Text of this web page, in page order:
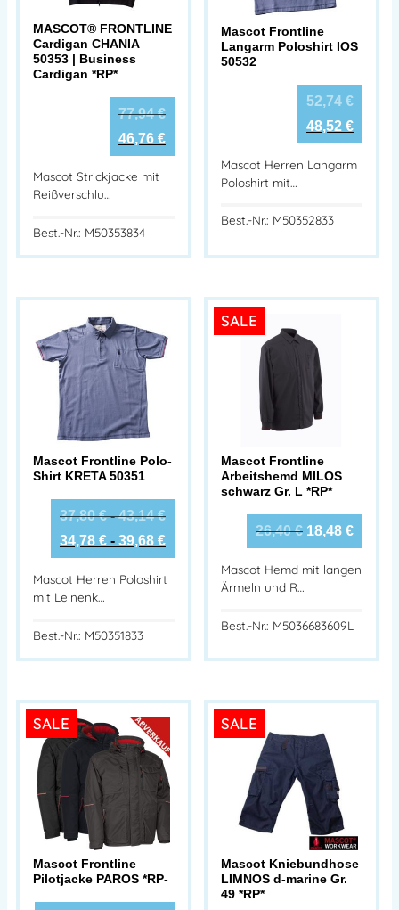
MASCOT® FRONTLINE
Cardigan CHANIA
50353 | Business
Cardigan *RP*
77,94€
46,76 €
Mascot Strickjacke mit
Reißverschlu…
Best.-Nr.: M50353834
Mascot Frontline
Langarm Poloshirt IOS
50532
52,74€
48,52 €
Mascot Herren Langarm
Poloshirt mit…
Best.-Nr.: M50352833
Mascot Frontline Polo-
Shirt KRETA 50351
37,80€-43,14€
34,78 €- 39,68 €
Mascot Herren Poloshirt
mit Leinenk…
Best.-Nr.: M50351833
SALE
Mascot Frontline
Arbeitshemd MILOS
schwarz Gr. L *RP*
26,40€ 18,48 €
Mascot Hemd mit langen
Ärmeln und R…
Best.-Nr.: M5036683609L
SALE
Mascot Frontline
Pilotjacke PAROS *RP-
SALE
Mascot Kniebundhose
LIMNOS d-marine Gr.
49 *RP*